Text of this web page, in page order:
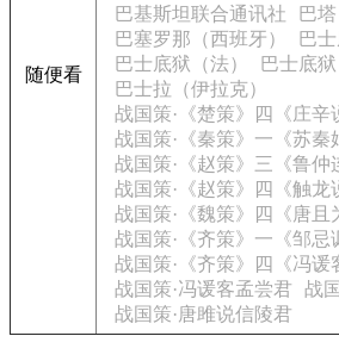
随便看
巴基斯坦联合通讯社
巴
巴塞罗那（西班牙）
巴
巴士底狱（法）
巴士底狱
巴士拉（伊拉克）
战国策·《楚策》四《庄辛
战国策·《秦策》一《苏秦
战国策·《赵策》三《鲁仲
战国策·《赵策》四《触龙
战国策·《魏策》四《唐且
战国策·《齐策》一《邹忌
战国策·《齐策》四《冯谖
战国策·冯谖客孟尝君
战
战国策·唐雎说信陵君